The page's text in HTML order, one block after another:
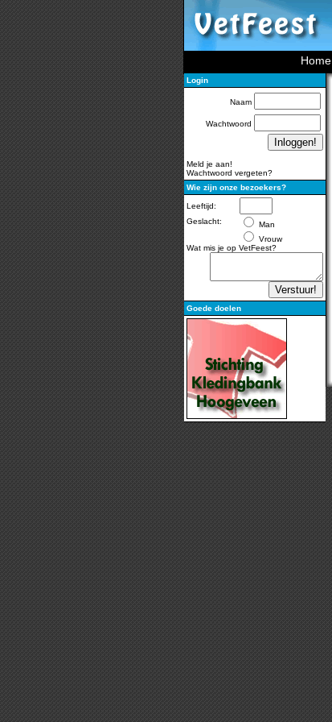
Home
Login
Naam
Wachtwoord
Meld je aan!
Wachtwoord vergeten?
Wie zijn onze bezoekers?
Leeftijd:
Geslacht:
Man
Vrouw
Wat mis je op VetFeest?
Goede doelen